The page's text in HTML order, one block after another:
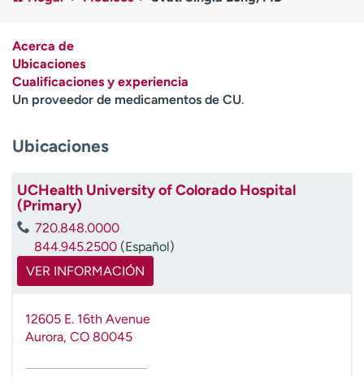
Ready. Set. CO.
Ensayos clínicos
Atención a medios de
comunicación
Contáctenos Noticias e historias
A
d
m
e
Acerca de
Ubicaciones
Cualificaciones y experiencia
Un proveedor de medicamentos de CU.
Ubicaciones
UCHealth University of Colorado Hospital
(Primary)
720.848.0000
844.945.2500 (Español)
VER INFORMACIÓN
12605 E. 16th Avenue
Aurora, CO 80045